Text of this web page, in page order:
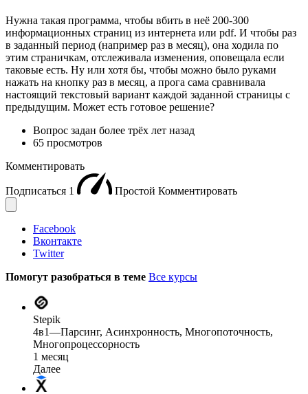
Нужна такая программа, чтобы вбить в неё 200-300
информационных страниц из интернета или pdf. И чтобы раз
в заданный период (например раз в месяц), она ходила по
этим страничкам, отслеживала изменения, оповещала если
таковые есть. Ну или хотя бы, чтобы можно было руками
нажать на кнопку раз в месяц, а прога сама сравнивала
настоящий текстовый вариант каждой заданной страницы с
предыдущим. Может есть готовое решение?
Вопрос задан более трёх лет назад
65 просмотров
Комментировать
Подписаться 1 Простой Комментировать
Facebook
Вконтакте
Twitter
Помогут разобраться в теме Все курсы
Stepik
4в1—Парсинг, Асинхронность, Многопоточность,
Многопроцессорность
1 месяц
Далее